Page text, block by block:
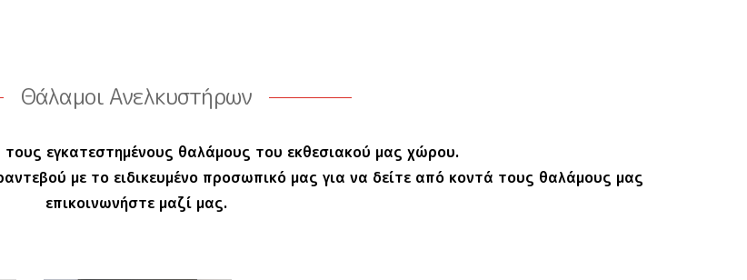
Θάλαμοι Ανελκυστήρων
τους εγκατεστημένους θαλάμους του εκθεσιακού μας χώρου.
με το ειδικευμένο προσωπικό μας για να δείτε από κοντά τους θαλάμους μας
επικοινωνήστε μαζί μας.